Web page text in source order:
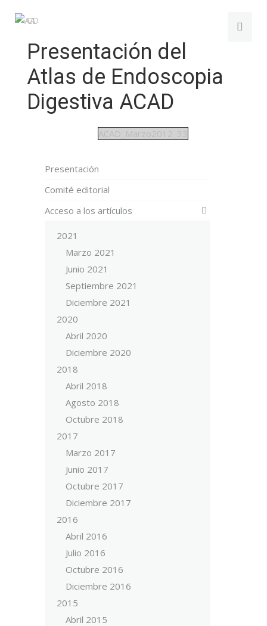
Presentación del
Atlas de Endoscopia
Digestiva ACAD
ACAD_Marzo2012_33
Presentación
Comité editorial
Acceso a los artículos
2021
Marzo 2021
Junio 2021
Septiembre 2021
Diciembre 2021
2020
Abril 2020
Diciembre 2020
2018
Abril 2018
Agosto 2018
Octubre 2018
2017
Marzo 2017
Junio 2017
Octubre 2017
Diciembre 2017
2016
Abril 2016
Julio 2016
Octubre 2016
Diciembre 2016
2015
Abril 2015